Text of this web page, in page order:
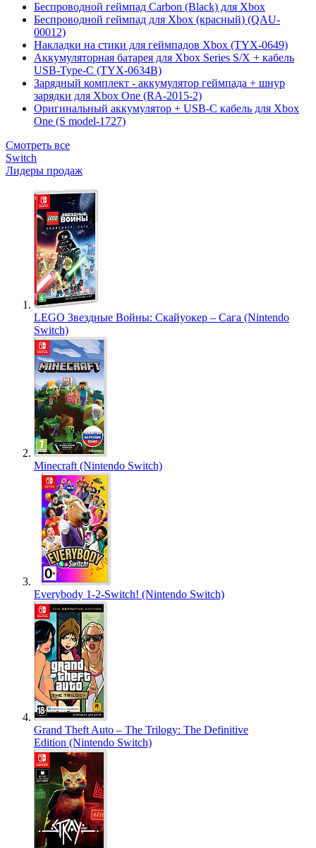
Беспроводной геймпад Carbon (Black) для Xbox
Беспроводной геймпад для Xbox (красный) (QAU-
00012)
Накладки на стики для геймпадов Xbox (TYX-0649)
Аккумуляторная батарея для Xbox Series S/X + кабель
USB-Type-C (TYX-0634B)
Зарядный комплект - аккумулятор геймпада + шнур
зарядки для Xbox One (RA-2015-2)
Оригинальный аккумулятор + USB-C кабель для Xbox
One (S model-1727)
Смотреть все
Switch
Лидеры продаж
LEGO Звездные Войны: Скайуокер – Сага (Nintendo
Switch)
Minecraft (Nintendo Switch)
Everybody 1-2-Switch! (Nintendo Switch)
Grand Theft Auto – The Trilogy: The Definitive
Edition (Nintendo Switch)